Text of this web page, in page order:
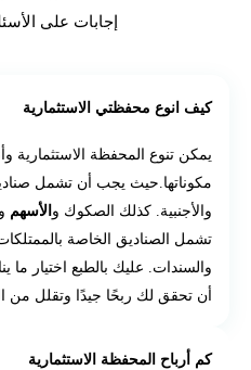
إجابات على
كيف انوع محفظتي الاستثمارية
يمكن تنوع المحفظة الاستثمارية
مكوناتها.حيث يجب أن تشمل
والأجنبية. كذلك الصكوك و الأسهم
تشمل الصناديق الخاصة بالممتلكات
والسندات. عليك بالطبع اختيار
أن تحقق لك ربحًا جيدًا وتقلل من
كم أرباح المحفظة الاستثمارية